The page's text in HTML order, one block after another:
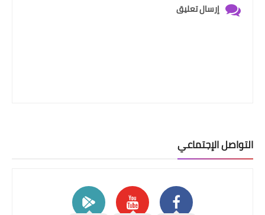
إرسال تعليق
التواصل الإجتماعي